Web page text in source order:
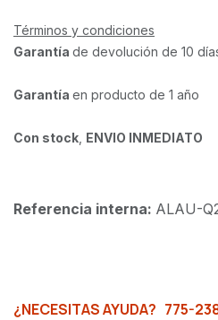
Términos y condiciones
Garantía de devolución de 10
Garantía en producto de 1 año
Con stock ENVIO INMEDIATO
Referencia interna: ALAU-
¿NECESITAS AYUDA? 775-